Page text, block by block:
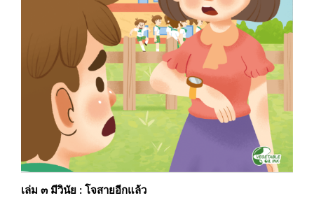
เล่ม ๓ มีวินัย : โจสายอีกแล้ว